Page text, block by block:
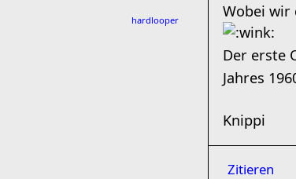
hardlooper Wobei wir
Der erste
Jahres
Knippi
Zitieren